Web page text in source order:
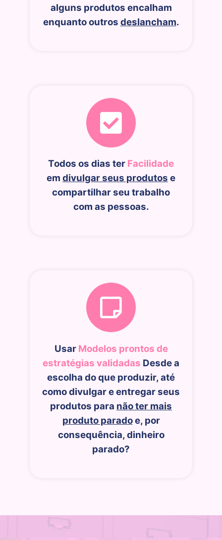
alguns produtos encalham
enquanto outros deslancham.
Todos os dias ter Facilidade
em divulgar seus produtos e
compartilhar seu trabalho
com as pessoas.
Usar Modelos prontos de
estratégias validadas Desde a
escolha do que produzir, até
como divulgar e entregar seus
produtos para não ter mais
produto paradoe, por
consequência, dinheiro
parado?